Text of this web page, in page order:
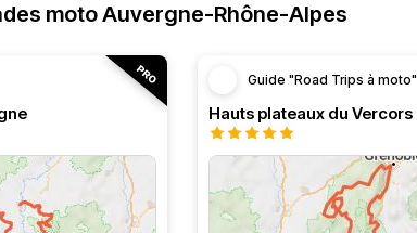
moto Auvergne-Rhône-Alpes
Guide "Road Trips à moto"
Hauts plateaux du Vercors